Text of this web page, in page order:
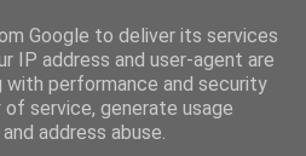
Google to deliver its services
IP address and user-agent are
with performance and security
service, generate usage
address abuse.